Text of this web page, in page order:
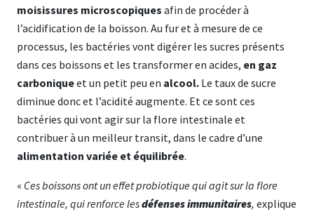
moisissures microscopiques afin de procéder à
l’acidification de la boisson. Au fur et à mesure de ce
processus, les bactéries vont digérer les sucres présents
dans ces boissons et les transformer en acides, en gaz
carboniqueet un petit peu en alcool. Le taux de sucre
diminue donc et l’acidité augmente. Et ce sont ces
bactéries qui vont agir sur la flore intestinale et
contribuer à un meilleur transit, dans le cadre d’une
alimentation variée et équilibrée.
« Ces boissons ont un effet probiotique qui agit sur la flore
intestinale, qui renforce lesdéfenses immunitaires, explique